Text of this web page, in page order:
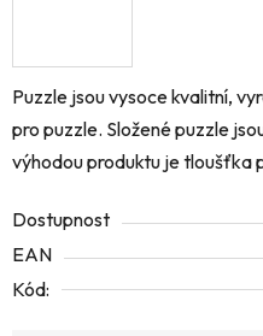
Puzzle jsou vysoce kvalitní,
pro puzzle. Složené puzzle
výhodou produktu je tloušťka
Dostupnost
EAN
Kód: